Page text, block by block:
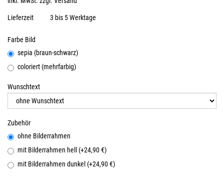
Lieferzeit 3 bis 5 Werktage
Farbe Bild
sepia (braun-schwarz)
coloriert (mehrfarbig)
Wunschtext
Zubehör
ohne Bilderrahmen
mit Bilderrahmen hell (+24,90 €)
mit Bilderrahmen dunkel (+24,90 €)